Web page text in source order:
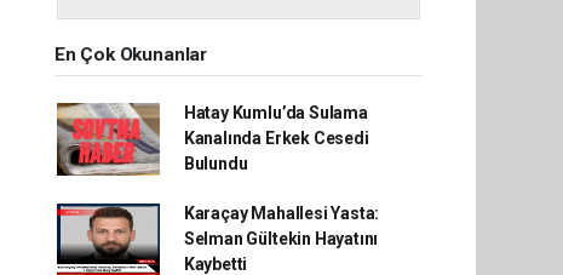
En Çok Okunanlar
Hatay Kumlu’da Sulama
Kanalında Erkek Cesedi
Bulundu
Karaçay Mahallesi Yasta:
Selman Gültekin Hayatını
Kaybetti